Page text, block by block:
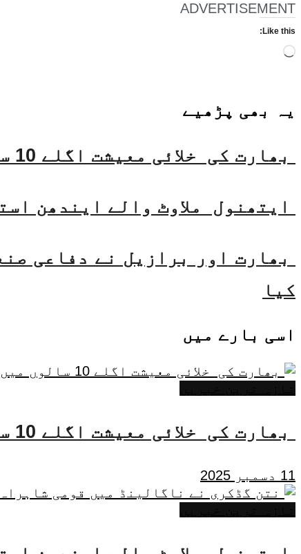
ADVERTISEMENT
Like this:
Loading…
یہ بھی پڑھیے
بھارت کی خلائی معیشت اگلے 10 سالوں میں 45 بلین ڈالر تک بڑھنے کی توقع ہے۔ جتیندر سنگھ
ایتھنول ملاوٹ والے ایندھن
بھارت اور برازیل نے دفاعی
کیا
اسی بارے میں
بھارت کی خلائی معیشت اگلے 10 سالوں میں 45 بلین ڈالر تک بڑھنے کی توقع ہے۔ جتیندر سنگھ
11 دسمبر 2025